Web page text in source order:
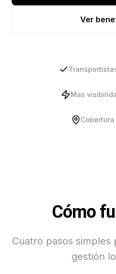
Ver
Mas
Cómo
Cuatro pasos simples
gestión